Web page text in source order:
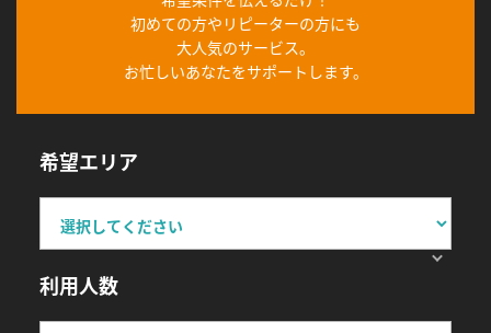
初めての方やリピーターの方にも
大人気のサービス。
お忙しいあなたをサポートします。
希望エリア
利用人数